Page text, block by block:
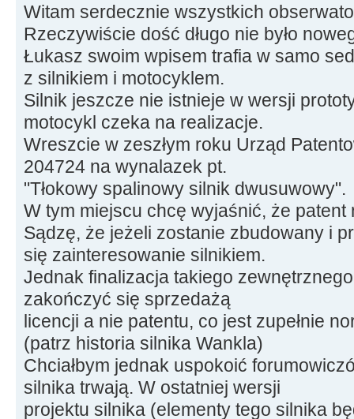
Witam serdecznie wszystkich
Rzeczywiście dość długo nie było
Łukasz swoim wpisem trafia w samo
z silnikiem i motocyklem.
Silnik jeszcze nie istnieje w wersji
motocykl czeka na realizacje.
Wreszcie w zeszłym roku Urząd
204724 na wynalazek pt.
"Tłokowy spalinowy silnik dwusuwowy".
W tym miejscu chcę wyjaśnić, że patent
Sądzę, że jeżeli zostanie zbudowany i
się zainteresowanie silnikiem.
Jednak finalizacja takiego
zakończyć się sprzedażą
licencji a nie patentu, co jest zupełnie
(patrz historia silnika Wankla)
Chciałbym jednak uspokoić
silnika trwają. W ostatniej wersji
projektu silnika (elementy tego silnika